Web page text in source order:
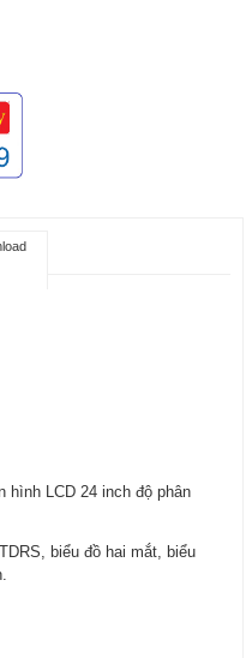
hình LCD 24 inch độ phân
biểu đồ hai mắt, biểu